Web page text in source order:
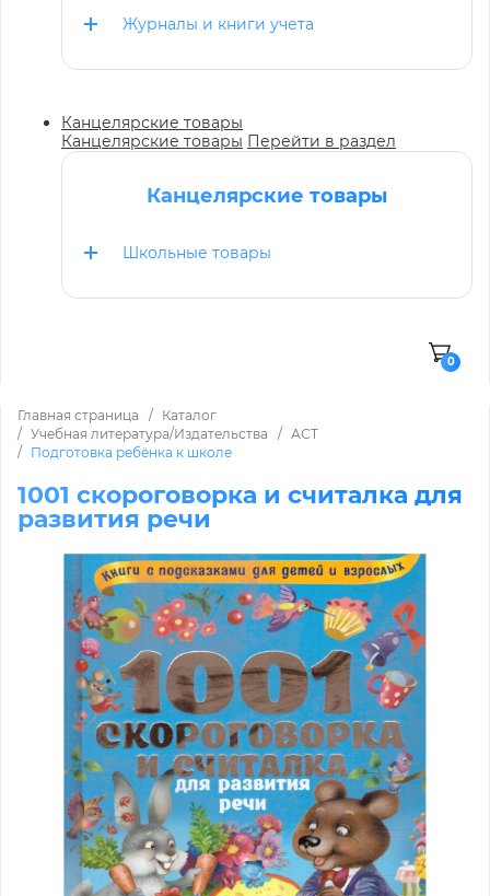
Журналы и книги учета
Канцелярские товары
Канцелярские товары Перейти в раздел
Канцелярские товары
Школьные товары
0
Главная страница
Каталог
Учебная литература/Издательства
АСТ
Подготовка ребёнка к школе
1001 скороговорка и считалка для
развития речи